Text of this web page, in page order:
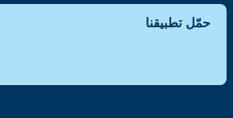
حمّل تطبيقنا